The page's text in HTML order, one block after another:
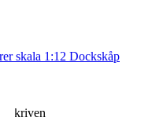
skala 1:12 Dockskåp